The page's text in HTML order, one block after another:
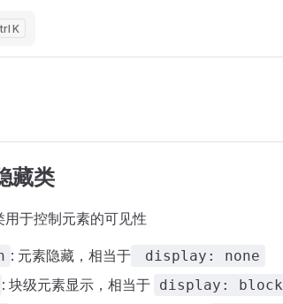
K
藏类
用于控制元素的可见性
: 元素隐藏，相当于
display: none
: 块级元素显示，相当于 display: block